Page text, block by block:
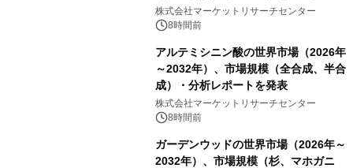
ーおよびモニタリングシステム、その
他）・分析レポートを発表
株式会社マーケットリサーチセンター
8時間前
アルテミシニン酸の世界市場（2026年
～2032年）、市場規模（全合成、半合
成）・分析レポートを発表
株式会社マーケットリサーチセンター
8時間前
ガーデンウッドの世界市場（2026年～
2032年）、市場規模（杉、マホガニ